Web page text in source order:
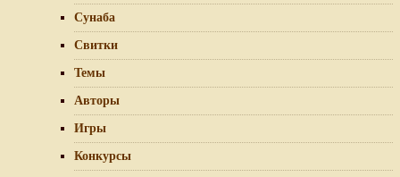
Сунаба
Свитки
Темы
Авторы
Игры
Конкурсы